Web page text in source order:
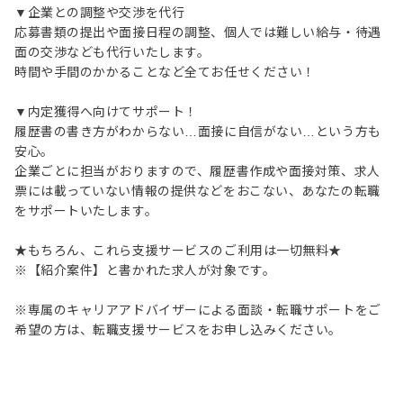
▼企業との調整や交渉を代行
応募書類の提出や面接日程の調整、個人では難しい給与・待遇
面の交渉なども代行いたします。
時間や手間のかかることなど全てお任せください！
▼内定獲得へ向けてサポート！
履歴書の書き方がわからない…面接に自信がない…という方も
安心。
企業ごとに担当がおりますので、履歴書作成や面接対策、求人
票には載っていない情報の提供などをおこない、あなたの転職
をサポートいたします。
★もちろん、これら支援サービスのご利用は一切無料★
※【紹介案件】と書かれた求人が対象です。
※専属のキャリアアドバイザーによる面談・転職サポートをご
希望の方は、転職支援サービスをお申し込みください。